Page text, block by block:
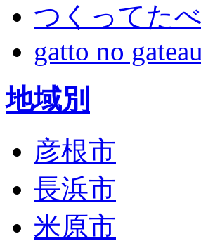
つくってた
gatto no gateau
地域別
彦根市
長浜市
米原市